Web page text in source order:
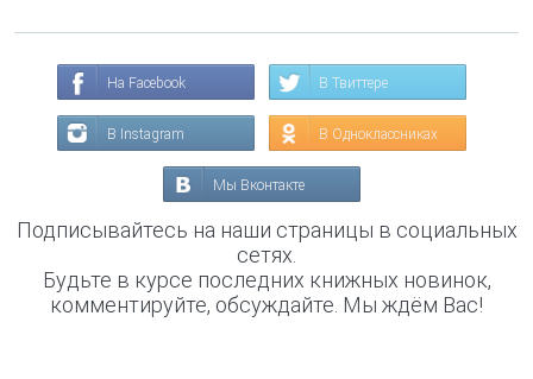
На Facebook В Твиттере
В Instagram В Одноклассниках
Мы Вконтакте
Подписывайтесь на наши страницы в социальных
сетях.
Будьте в курсе последних книжных новинок,
комментируйте, обсуждайте. Мы ждём Вас!